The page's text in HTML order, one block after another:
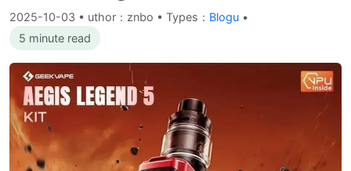
2025-10-03 • uthor：znbo • Types： Blogu •
5 minute read